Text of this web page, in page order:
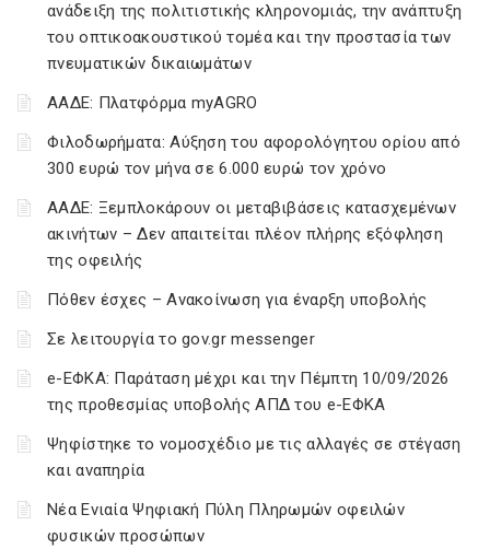
ανάδειξη της πολιτιστικής κληρονομιάς, την ανάπτυξη
του οπτικοακουστικού τομέα και την προστασία των
πνευματικών δικαιωμάτων
ΑΑΔΕ: Πλατφόρμα myAGRO
Φιλοδωρήματα: Αύξηση του αφορολόγητου ορίου από
300 ευρώ τον μήνα σε 6.000 ευρώ τον χρόνο
ΑΑΔΕ: Ξεμπλοκάρουν οι μεταβιβάσεις κατασχεμένων
ακινήτων – Δεν απαιτείται πλέον πλήρης εξόφληση
της οφειλής
Πόθεν έσχες – Ανακοίνωση για έναρξη υποβολής
Σε λειτουργία το gov.gr messenger
e-ΕΦΚΑ: Παράταση μέχρι και την Πέμπτη 10/09/2026
της προθεσμίας υποβολής ΑΠΔ του e-ΕΦΚΑ
Ψηφίστηκε το νομοσχέδιο με τις αλλαγές σε στέγαση
και αναπηρία
Νέα Ενιαία Ψηφιακή Πύλη Πληρωμών οφειλών
φυσικών προσώπων